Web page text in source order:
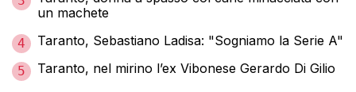
un machete
4 Taranto, Sebastiano Ladisa: "Sogniamo la Serie A"
5 Taranto, nel mirino l’ex Vibonese Gerardo Di Gilio